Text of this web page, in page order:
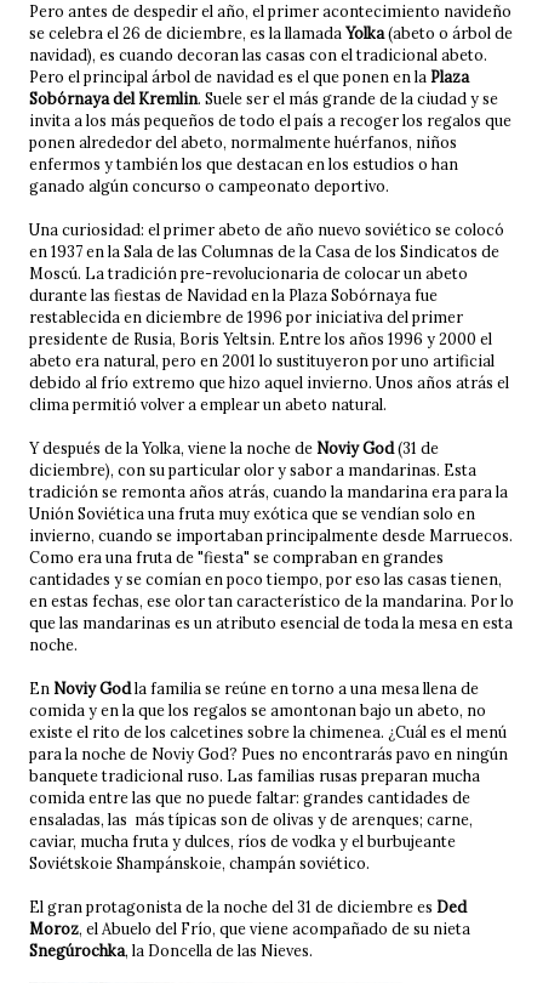
Pero antes de despedir el año, el primer acontecimiento navideño
se celebra el 26 de diciembre, es la llamadaYolka(abeto o árbol de
navidad), es cuando decoran las casas con el tradicional abeto.
Pero el principal árbol de navidad es el que ponen en laPlaza
Sobórnaya del Kremlin. Suele ser el más grande de la ciudad y se
invita a los más pequeños de todo el país a recoger los regalos que
ponen alrededor del abeto, normalmente huérfanos, niños
enfermos y también los que destacan en los estudios o han
ganado algún concurso o campeonato deportivo.
Una curiosidad: el primer abeto de año nuevo soviético se colocó
en 1937 en la Sala de las Columnas de la Casa de los Sindicatos de
Moscú. La tradición pre-revolucionaria de colocar un abeto
durante las fiestas de Navidad en la Plaza Sobórnaya fue
restablecida en diciembre de 1996 por iniciativa del primer
presidente de Rusia, Boris Yeltsin. Entre los años 1996 y 2000 el
abeto era natural, pero en 2001 lo sustituyeron por uno artificial
debido al frío extremo que hizo aquel invierno. Unos años atrás el
clima permitió volver a emplear un abeto natural.
Y después de la Yolka, viene la noche de Noviy God(31 de
diciembre), con su particular olor y sabor a mandarinas. Esta
tradición se remonta años atrás, cuando la mandarina era para la
Unión Soviética una fruta muy exótica que se vendían solo en
invierno, cuando se importaban principalmente desde Marruecos.
Como era una fruta de "fiesta" se compraban en grandes
cantidades y se comían en poco tiempo, por eso las casas tienen,
en estas fechas, ese olor tan característico de la mandarina. Por lo
que las mandarinas es un atributo esencial de toda la mesa en esta
noche.
En Noviy Godla familia se reúne en torno a una mesa llena de
comida y en la que los regalos se amontonan bajo un abeto, no
existe el rito de los calcetines sobre la chimenea. ¿Cuál es el menú
para la noche de Noviy God? Pues no encontrarás pavo en ningún
banquete tradicional ruso. Las familias rusas preparan mucha
comida entre las que no puede faltar: grandes cantidades de
ensaladas, las más típicas son de olivas y de arenques; carne,
caviar, mucha fruta y dulces, ríos de vodka y el burbujeante
Soviétskoie Shampánskoie, champán soviético.
El gran protagonista de la noche del 31 de diciembre es Ded
Moroz, el Abuelo del Frío, que viene acompañado de su nieta
Snegúrochka, la Doncella de las Nieves.